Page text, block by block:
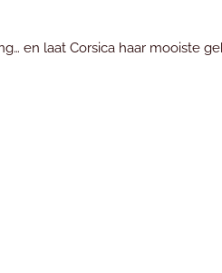
en laat Corsica haar mooiste